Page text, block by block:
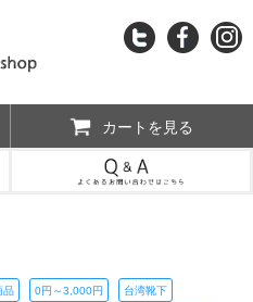
カートを見る
品 0円～3,000円 台湾靴下